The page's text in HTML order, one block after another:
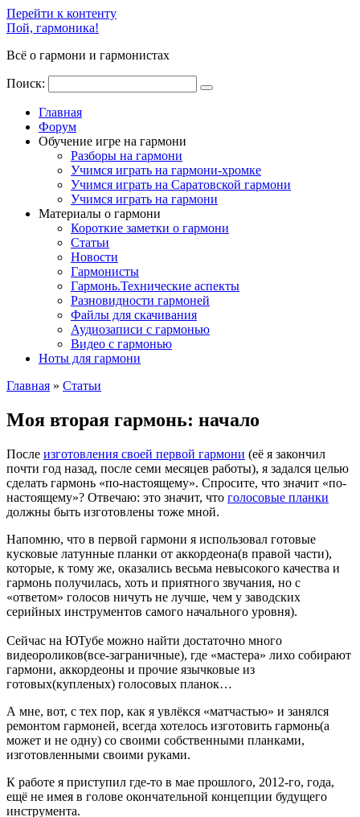
Перейти к контенту
Пой, гармоника!
Всё о гармони и гармонистах
Поиск:
Главная
Форум
Обучение игре на гармони
Разборы на гармони
Учимся играть на гармони-хромке
Учимся играть на Саратовской гармони
Учимся играть на гармони
Материалы о гармони
Короткие заметки о гармони
Cтатьи
Новости
Гармонисты
Гармонь.Технические аспекты
Разновидности гармоней
Файлы для скачивания
Аудиозаписи с гармонью
Видео с гармонью
Ноты для гармони
Главная » Cтатьи
Моя вторая гармонь: начало
После изготовления своей первой гармони (её я закончил
почти год назад, после семи месяцев работы), я задался целью
сделать гармонь «по-настоящему». Спросите, что значит «по-
настоящему»? Отвечаю: это значит, что голосовые планки
должны быть изготовлены тоже мной.
Напомню, что в первой гармони я использовал готовые
кусковые латунные планки от аккордеона(в правой части),
которые, к тому же, оказались весьма невысокого качества и
гармонь получилась, хоть и приятного звучания, но с
«ответом» голосов ничуть не лучше, чем у заводских
серийных инструментов самого начального уровня).
Сейчас на ЮТубе можно найти достаточно много
видеороликов(все-заграничные), где «мастера» лихо собирают
гармони, аккордеоны и прочие язычковые из
готовых(купленых) голосовых планок…
А мне, вот, с тех пор, как я увлёкся «матчастью» и занялся
ремонтом гармоней, всегда хотелось изготовить гармонь(а
может и не одну) со своими собственными планками,
изготовленными своими руками.
К работе я приступил где-то в мае прошлого, 2012-го, года,
ещё не имея в голове окончательной концепции будущего
инструмента.